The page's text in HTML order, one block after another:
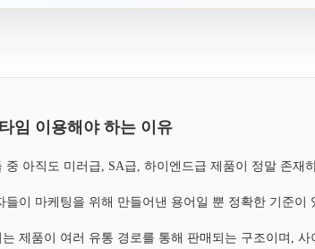
임 이용해야 하는 이유
아직도 미러급, SA급, 하이엔드급 제품이 정말 존재
이 마케팅을 위해 만들어낸 용어일 뿐 정확한 기준이
제품이 여러 유통 경로를 통해 판매되는 구조이며,